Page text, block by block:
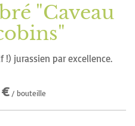
"Caveau
jurassien par excellence.
/ bouteille